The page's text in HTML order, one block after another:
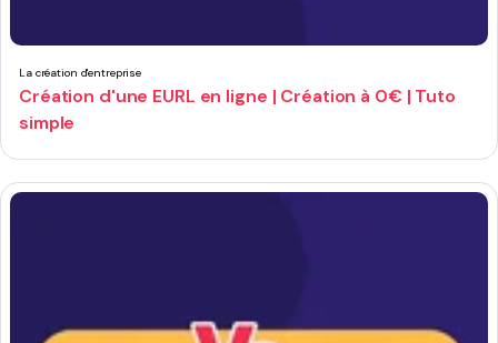
La création d'entreprise
Création d'une EURL en ligne | Création à 0€ | Tuto
simple